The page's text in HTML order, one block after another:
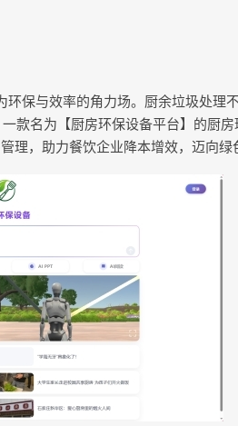
保与效率的角力场。厨余垃圾处理
款名为【厨房环保设备平台】的厨
理，助力餐饮企业降本增效，迈向绿